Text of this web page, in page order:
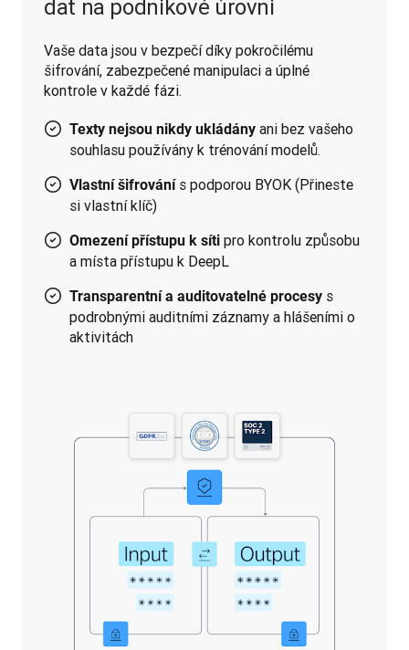
dat na podnikové úrovni
Vaše data jsou v bezpečí díky pokročilému
šifrování, zabezpečené manipulaci a úplné
Texty nejsou nikdy ukládány ani bez vašeho
souhlasu používány k trénování modelů.
Vlastní šifrovánís podporou BYOK (Přineste
si vlastní klíč)
Omezení přístupu k síti pro kontrolu způsobu
a místa přístupu k DeepL
Transparentní a auditovatelné procesy s
podrobnými auditními záznamy a hlášeními o
aktivitách